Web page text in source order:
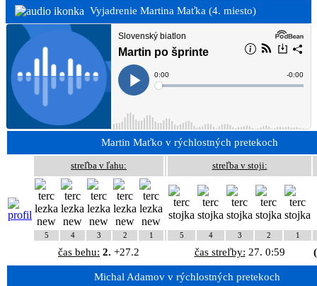
Vyjadrenie Martina Maťka (4. miesto)
Martin Maťko v rýchlostných pretekoch
streľba v ľahu: streľba v stoji:
5 4 3 2 1 5 4 3 2 1
čas behu: 2. +27.2 čas streľby: 27. 0:59
Michal Adamov v rýchlostných pretekoch